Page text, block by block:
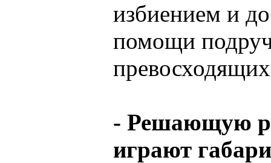
избиением и
помощи
- Решающую
играют